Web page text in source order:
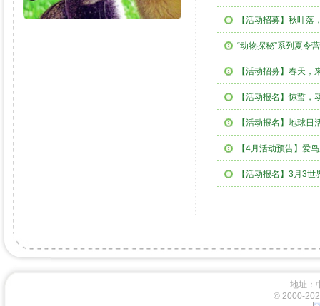
【活动招募】秋叶
“动物探秘”系列夏令
【活动招募】春天，
【活动报名】惊蜇
【活动报名】地球
【4月活动预告】爱
【活动报名】3月3
地址
© 2000-